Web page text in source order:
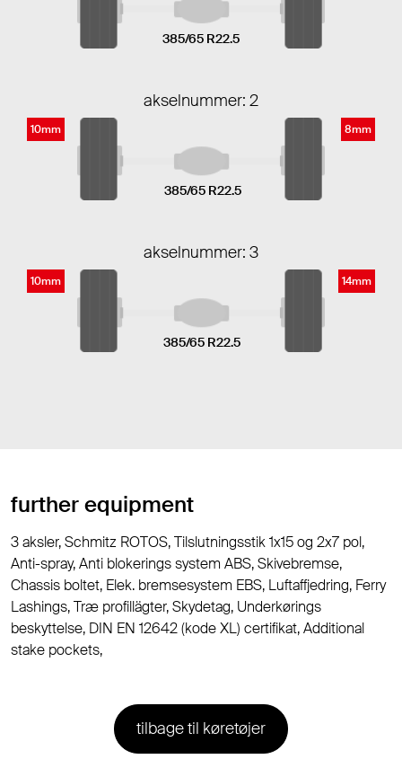
385/65 R22.5
akselnummer: 2
10mm
385/65 R22.5
8mm
akselnummer: 3
10mm
385/65 R22.5
14mm
further equipment
3 aksler, Schmitz ROTOS, Tilslutningsstik 1x15 og 2x7 pol,
Anti-spray, Anti blokerings system ABS, Skivebremse,
Chassis boltet, Elek. bremsesystem EBS, Luftaffjedring, Ferry
Lashings, Træ profillägter, Skydetag, Underkørings
beskyttelse, DIN EN 12642 (kode XL) certifikat, Additional
stake pockets,
tilbage til køretøjer